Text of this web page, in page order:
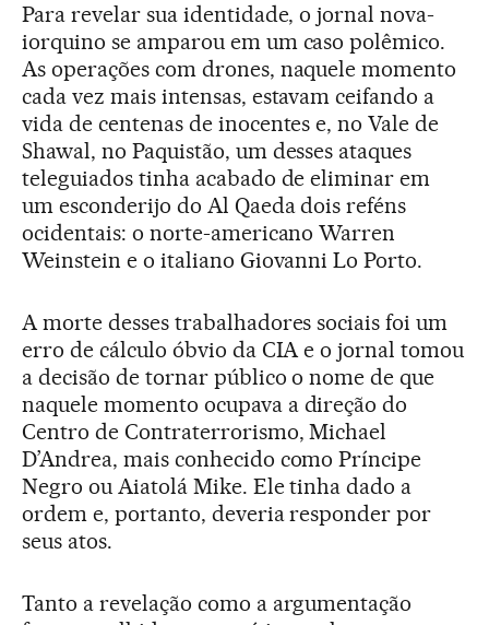
Para revelar sua identidade, o jornal nova-
iorquino se amparou em um caso polêmico.
As operações com drones, naquele momento
cada vez mais intensas, estavam ceifando a
vida de centenas de inocentes e, no Vale de
Shawal, no Paquistão, um desses ataques
teleguiados tinha acabado de eliminar em
um esconderijo do Al Qaeda dois reféns
ocidentais: o norte-americano Warren
Weinstein e o italiano Giovanni Lo Porto.
A morte desses trabalhadores sociais foi um
erro de cálculo óbvio da CIA e o jornal tomou
a decisão de tornar público o nome de que
naquele momento ocupava a direção do
Centro de Contraterrorismo, Michael
D’Andrea, mais conhecido como Príncipe
Negro ou Aiatolá Mike. Ele tinha dado a
ordem e, portanto, deveria responder por
seus atos.
Tanto a revelação como a argumentação